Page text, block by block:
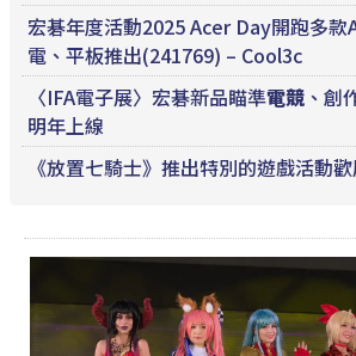
宏碁年度活動2025 Acer Day開跑多款
電、平板推出(241769) – Cool3c
〈IFA電子展〉宏碁新品瞄準電競 、創
明年上線
《放置七騎士》推出特別的遊戲活動